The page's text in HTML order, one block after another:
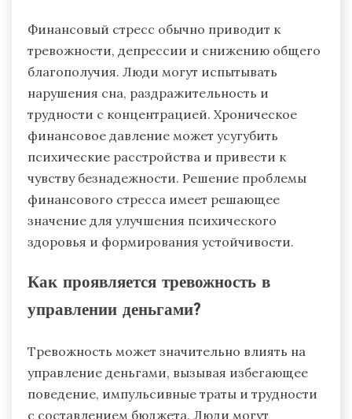
Финансовый стресс обычно приводит к
тревожности, депрессии и снижению общего
благополучия. Люди могут испытывать
нарушения сна, раздражительность и
трудности с концентрацией. Хроническое
финансовое давление может усугубить
психические расстройства и привести к
чувству безнадежности. Решение проблемы
финансового стресса имеет решающее
значение для улучшения психического
здоровья и формирования устойчивости.
Как проявляется тревожность в
управлении деньгами?
Тревожность может значительно влиять на
управление деньгами, вызывая избегающее
поведение, импульсивные траты и трудности
с составлением бюджета. Люди могут